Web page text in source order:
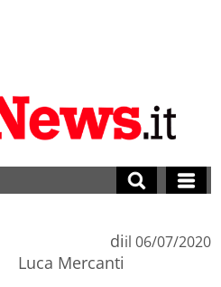
di
Luca Mercanti
il 06/07/2020